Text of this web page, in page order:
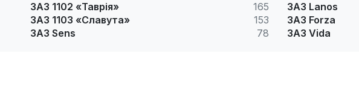
ЗАЗ 1102 «Таврія»
165
ЗАЗ 1103 «Славута»
153
ЗАЗ Sens
78
ЗАЗ Lanos
ЗАЗ Forza
ЗАЗ Vida